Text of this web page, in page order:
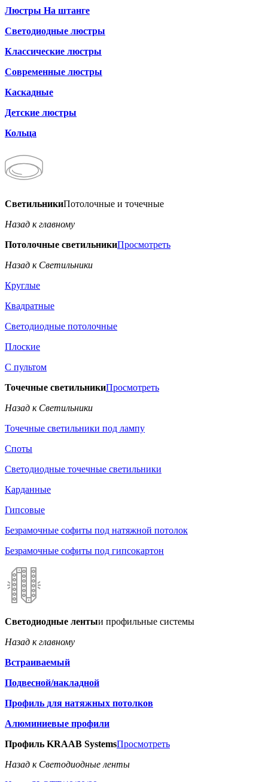
Люстры На штанге
Светодиодные люстры
Классические люстры
Современные люстры
Каскадные
Детские люстры
Кольца
СветильникиПотолочные и точечные
Назад к главному
Потолочные светильникиПросмотреть
Назад к Светильники
Круглые
Квадратные
Светодиодные потолочные
Плоские
С пультом
Точечные светильникиПросмотреть
Назад к Светильники
Точечные светильники под лампу
Споты
Светодиодные точечные светильники
Карданные
Гипсовые
Безрамочные софиты под натяжной потолок
Безрамочные софиты под гипсокартон
Светодиодные лентыи профильные системы
Назад к главному
Встраиваемый
Подвесной/накладной
Профиль для натяжных потолков
Алюминиевые профили
Профиль KRAAB SystemsПросмотреть
Назад к Светодиодные ленты